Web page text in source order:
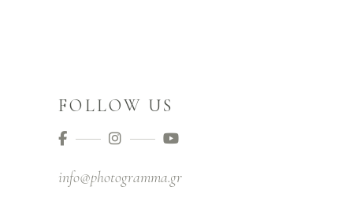
FOLLOW US
info@photogramma.gr